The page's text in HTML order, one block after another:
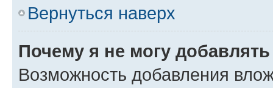
Вернуться наверх
Почему я не могу
Возможность добавления